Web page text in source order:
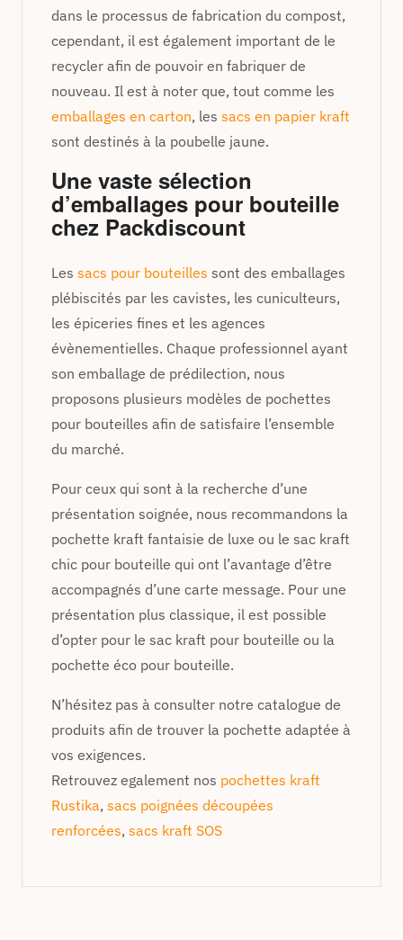
dans le processus de fabrication du compost,
cependant, il est également important de le
recycler afin de pouvoir en fabriquer de
nouveau. Il est à noter que, tout comme les
emballages en carton, les sacs en papier kraft
sont destinés à la poubelle jaune.
Une vaste sélection
d’emballages pour bouteille
chez Packdiscount
Les sacs pour bouteilles sont des emballages
plébiscités par les cavistes, les cuniculteurs,
les épiceries fines et les agences
évènementielles. Chaque professionnel ayant
son emballage de prédilection, nous
proposons plusieurs modèles de pochettes
pour bouteilles afin de satisfaire l’ensemble
du marché.
Pour ceux qui sont à la recherche d’une
présentation soignée, nous recommandons la
pochette kraft fantaisie de luxe ou le sac kraft
chic pour bouteille qui ont l’avantage d’être
accompagnés d’une carte message. Pour une
présentation plus classique, il est possible
d’opter pour le sac kraft pour bouteille ou la
pochette éco pour bouteille.
N’hésitez pas à consulter notre catalogue de
produits afin de trouver la pochette adaptée à
vos exigences.
Retrouvez egalement nos pochettes kraft
Rustika, sacs poignées découpées
renforcées, sacs kraft SOS